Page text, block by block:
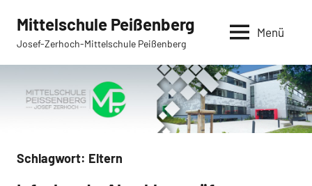
Inhalt
springen
Mittelschule Peißenberg
Josef-Zerhoch-Mittelschule Peißenberg
Menü
Schlagwort: Eltern